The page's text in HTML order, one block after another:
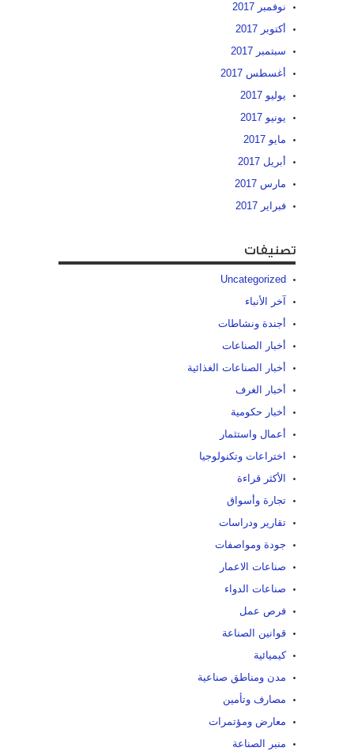
نوفمبر 2017
أكتوبر 2017
سبتمبر 2017
أغسطس 2017
يوليو 2017
يونيو 2017
مايو 2017
أبريل 2017
مارس 2017
فبراير 2017
تصنيفات
Uncategorized
آخر الأنباء
أجندة ونشاطات
أخبار الصناعات
أخبار الصناعات الغذائية
أخبار الغرف
أخبار حكومية
أعمال واستثمار
اختراعات وتكنولوجيا
الأكثر قراءة
تجارة وأسواق
تقارير ودراسات
جودة ومواصفات
صناعات الاعمار
صناعات الدواء
فرص عمل
قوانين الصناعة
كيميائية
مدن ومناطق صناعية
مصارف وتأمين
معارض ومؤتمرات
منبر الصناعة